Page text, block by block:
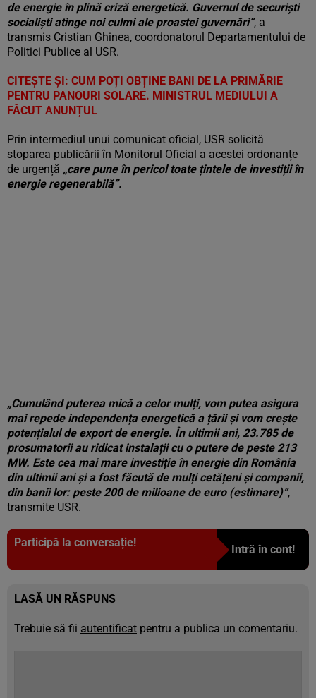
de energie în plină criză energetică. Guvernul de securiști
socialiști atinge noi culmi ale proastei guvernări”, a
transmis Cristian Ghinea, coordonatorul Departamentului de
Politici Publice al USR.
CITEŞTE ŞI: CUM POȚI OBȚINE BANI DE LA PRIMĂRIE
PENTRU PANOURI SOLARE. MINISTRUL MEDIULUI A
FĂCUT ANUNȚUL
Prin intermediul unui comunicat oficial, USR solicită
stoparea publicării în Monitorul Oficial a acestei ordonanțe
de urgență „care pune în pericol toate țintele de investiții în
energie regenerabilă”.
„Cumulând puterea mică a celor mulți, vom putea asigura
mai repede independența energetică a țării și vom crește
potențialul de export de energie. În ultimii ani, 23.785 de
prosumatorii au ridicat instalații cu o putere de peste 213
MW. Este cea mai mare investiție în energie din România
din ultimii ani și a fost făcută de mulți cetățeni și companii,
din banii lor: peste 200 de milioane de euro (estimare)”,
transmite USR.
Participă la conversație!
Intră în cont!
LASĂ UN RĂSPUNS
Trebuie să fii autentificat pentru a publica un comentariu.